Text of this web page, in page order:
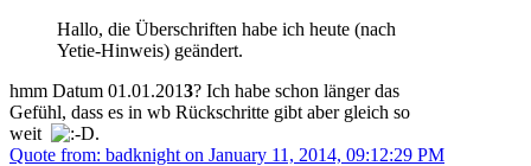
Hallo, die Überschriften habe ich heute (nach
Yetie-Hinweis) geändert.
hmm Datum 01.01.2013? Ich habe schon länger das
Gefühl, dass es in wb Rückschritte gibt aber gleich so
weit
.
Quote from: badknight on January 11, 2014, 09:12:29 PM